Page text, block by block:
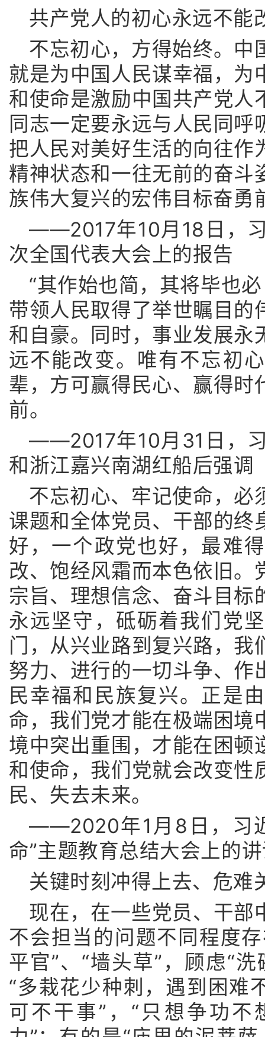
共产党人的初心永远不能
不忘初心，方得始终。中
就是为中国人民谋幸福，
和使命是激励中国共产党
同志一定要永远与人民同
把人民对美好生活的向往
精神状态和一往无前的奋
族伟大复兴的宏伟目标奋勇
——2017年10月18日，
次全国代表大会上的报告
“其作始也简，其将毕也
带领人民取得了举世瞩目
和自豪。同时，事业发展
远不能改变。唯有不忘初
辈，方可赢得民心、赢得
前。
——2017年10月31日，
和浙江嘉兴南湖红船后强调
不忘初心、牢记使命，必
课题和全体党员、干部的
好，一个政党也好，最难
改、饱经风霜而本色依旧
宗旨、理想信念、奋斗目
永远坚守，砥砺着我们党
门，从兴业路到复兴路，
努力、进行的一切斗争、
民幸福和民族复兴。正是
命，我们党才能在极端困
境中突出重围，才能在困
和使命，我们党就会改变
民、失去未来。
——2020年1月8日，习
命”主题教育总结大会上的
关键时刻冲得上去、危难
现在，在一些党员、干部
不会担当的问题不同程度
平官”、“墙头草”，顾虑“
“多栽花少种刺，遇到困难
可不干事”，“只想争功